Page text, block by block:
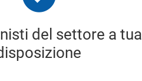
del settore a tua